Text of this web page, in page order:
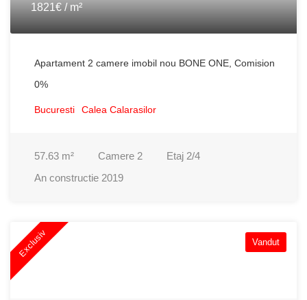
1821€ / m²
Apartament 2 camere imobil nou BONE ONE, Comision
0%
Bucuresti Calea Calarasilor
57.63 m² Camere 2 Etaj 2/4
An constructie 2019
Exclusiv Vandut